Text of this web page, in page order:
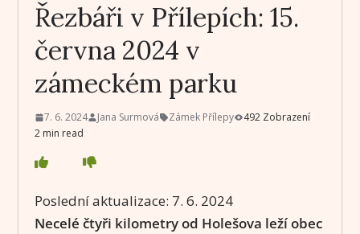
Řezbáři v Přílepích: 15.
června 2024 v
zámeckém parku
7. 6. 2024 Jana Surmová Zámek Přílepy
492 Zobrazení
2 min read
Poslední aktualizace: 7. 6. 2024
Necelé čtyři kilometry od Holešova leží obec